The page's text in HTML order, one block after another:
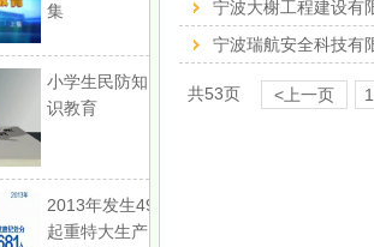
集
小学生民防知
识教育
2013年发生49
起重特大生产
宁波大榭工程建设有
宁波瑞航安全科技有
共53页 <上一页 1